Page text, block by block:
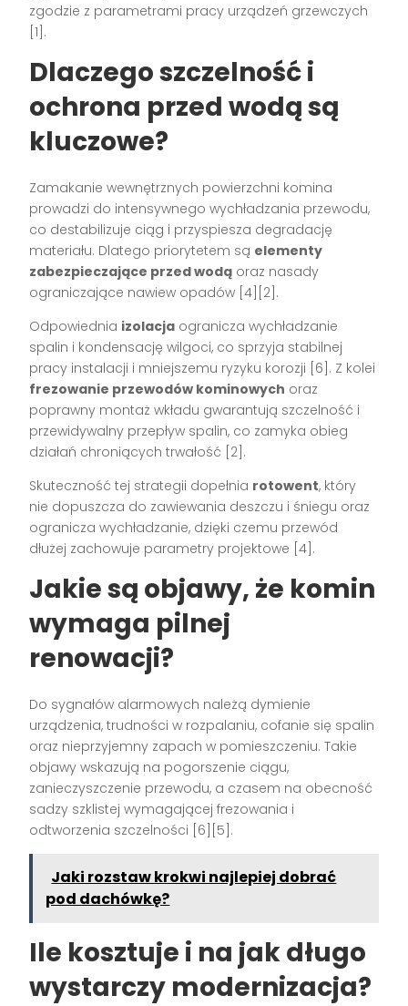
zgodzie z parametrami pracy urządzeń grzewczych
[1].
Dlaczego szczelność i
ochrona przed wodą są
kluczowe?
Zamakanie wewnętrznych powierzchni komina
prowadzi do intensywnego wychładzania przewodu,
co destabilizuje ciąg i przyspiesza degradację
materiału. Dlatego priorytetem są elementy
zabezpieczające przed wodą oraz nasady
ograniczające nawiew opadów [4][2].
Odpowiednia izolacja ogranicza wychładzanie
spalin i kondensację wilgoci, co sprzyja stabilnej
pracy instalacji i mniejszemu ryzyku korozji [6]. Z kolei
frezowanie przewodów kominowych oraz
poprawny montaż wkładu gwarantują szczelność i
przewidywalny przepływ spalin, co zamyka obieg
działań chroniących trwałość [2].
Skuteczność tej strategii dopełnia rotowent, który
nie dopuszcza do zawiewania deszczu i śniegu oraz
ogranicza wychładzanie, dzięki czemu przewód
dłużej zachowuje parametry projektowe [4].
Jakie są objawy, że komin
wymaga pilnej
renowacji?
Do sygnałów alarmowych należą dymienie
urządzenia, trudności w rozpalaniu, cofanie się spalin
oraz nieprzyjemny zapach w pomieszczeniu. Takie
objawy wskazują na pogorszenie ciągu,
zanieczyszczenie przewodu, a czasem na obecność
sadzy szklistej wymagającej frezowania i
odtworzenia szczelności [6][5].
Jaki rozstaw krokwi najlepiej dobrać
pod dachówkę?
Ile kosztuje i na jak długo
wystarczy modernizacja?